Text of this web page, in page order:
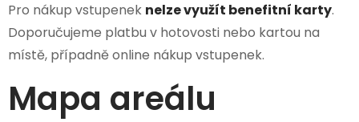
Pro nákup vstupenek nelze využít benefitní karty.
Doporučujeme platbu v hotovosti nebo kartou na
místě, případně online nákup vstupenek.
Mapa areálu